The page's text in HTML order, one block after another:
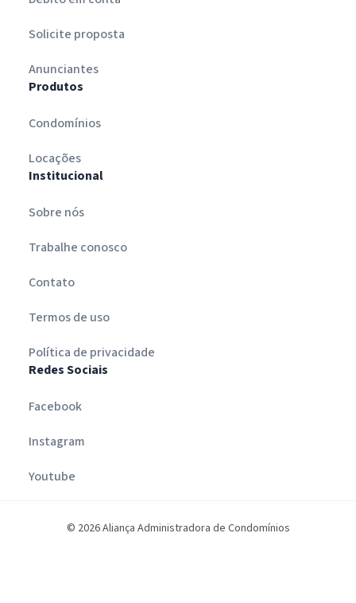
Solicite proposta
Anunciantes
Produtos
Condomínios
Locações
Institucional
Sobre nós
Trabalhe conosco
Contato
Termos de uso
Política de privacidade
Redes Sociais
Facebook
Instagram
Youtube
© 2026 Aliança Administradora de Condomínios